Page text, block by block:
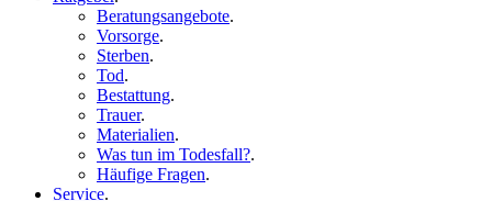
Beratungsangebote.
Vorsorge.
Sterben.
Tod.
Bestattung.
Trauer.
Materialien.
Was tun im Todesfall?.
Häufige Fragen.
Service.